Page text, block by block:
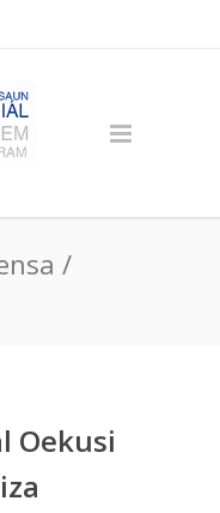
/
Oekusi